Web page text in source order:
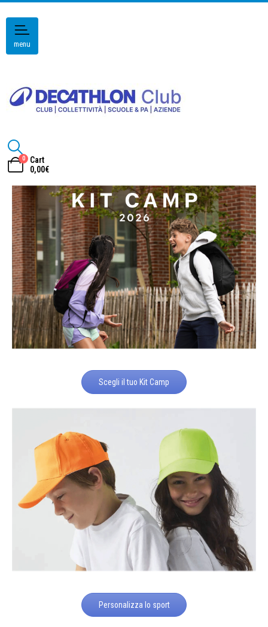
menu
0
Cart
0,00€
Scegli il tuo Kit Camp
Personalizza lo sport